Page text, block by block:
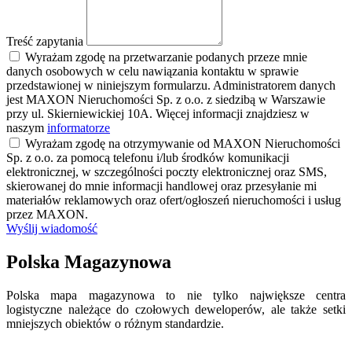
Treść zapytania
Wyrażam zgodę na przetwarzanie podanych przeze mnie
danych osobowych w celu nawiązania kontaktu w sprawie
przedstawionej w niniejszym formularzu. Administratorem danych
jest MAXON Nieruchomości Sp. z o.o. z siedzibą w Warszawie
przy ul. Skierniewickiej 10A. Więcej informacji znajdziesz w
naszym informatorze
Wyrażam zgodę na otrzymywanie od MAXON Nieruchomości
Sp. z o.o. za pomocą telefonu i/lub środków komunikacji
elektronicznej, w szczególności poczty elektronicznej oraz SMS,
skierowanej do mnie informacji handlowej oraz przesyłanie mi
materiałów reklamowych oraz ofert/ogłoszeń nieruchomości i usług
przez MAXON.
Wyślij wiadomość
Polska Magazynowa
Polska mapa magazynowa to nie tylko największe centra
logistyczne należące do czołowych deweloperów, ale także setki
mniejszych obiektów o różnym standardzie.